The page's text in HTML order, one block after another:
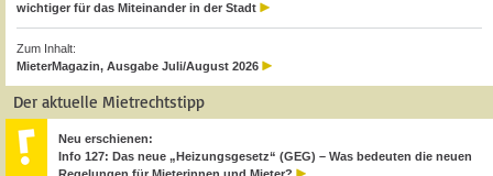
wichtiger für das Miteinander in der Stadt
Zum Inhalt:
MieterMagazin, Ausgabe Juli/August 2026
Der aktuelle Mietrechtstipp
Neu erschienen:
Info 127: Das neue „Heizungsgesetz“ (GEG) – Was bedeuten die neuen